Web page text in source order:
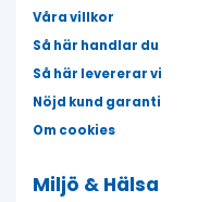
Våra villkor
Så här handlar du
Så här levererar vi
Nöjd kund garanti
Om cookies
Miljö & Hälsa